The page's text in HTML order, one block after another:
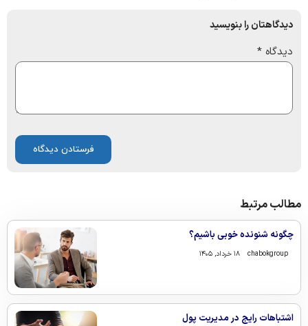
دیدگاهتان را بنویسید
دیدگاه *
مطالب مرتبط
چگونه شنونده خوبی باشیم؟
chabokgroup ۱۸ خرداد, ۱۴۰۵
اشتباهات رایج در مدیریت پول